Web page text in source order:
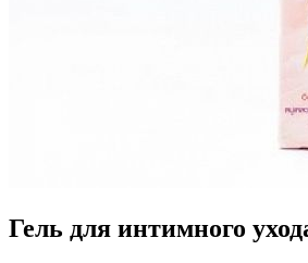
Гель для интимного